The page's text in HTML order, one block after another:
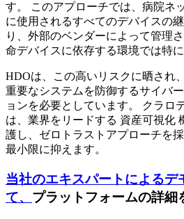
す。 このアプローチでは、病院ネ
に使用されるすべてのデバイスの
り、外部のベンダーによって管理
命デバイスに依存する環境では特
HDOは、この高いリスクに晒され
重要なシステムを防御するサイバ
ョンを必要としています。 クラロ
は、業界をリードする 資産可視化
護し、ゼロトラストアプローチを
最小限に抑えます。
当社のエキスパートによるデ
て、 プラットフォームの詳細